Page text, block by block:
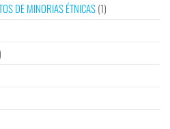
DE MINORIAS ÉTNICAS(1)